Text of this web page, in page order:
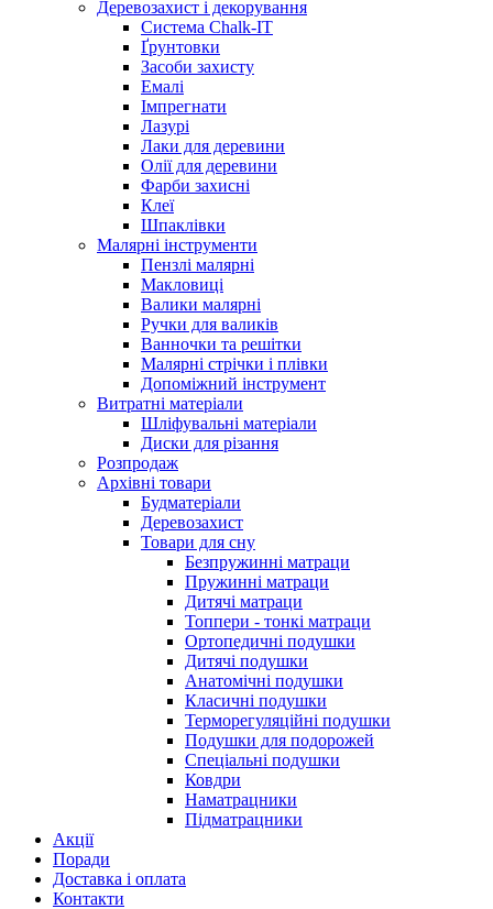
Деревозахист і декорування
Система Chalk-IT
Ґрунтовки
Засоби захисту
Емалі
Імпрегнати
Лазурі
Лаки для деревини
Олії для деревини
Фарби захисні
Клеї
Шпаклівки
Малярні інструменти
Пензлі малярні
Макловиці
Валики малярні
Ручки для валиків
Ванночки та решітки
Малярні стрічки і плівки
Допоміжний інструмент
Витратні матеріали
Шліфувальні матеріали
Диски для різання
Розпродаж
Архівні товари
Будматеріали
Деревозахист
Товари для сну
Безпружинні матраци
Пружинні матраци
Дитячі матраци
Топпери - тонкі матраци
Ортопедичні подушки
Дитячі подушки
Анатомічні подушки
Класичні подушки
Терморегуляційні подушки
Подушки для подорожей
Спеціальні подушки
Ковдри
Наматрацники
Підматрацники
Акції
Поради
Доставка і оплата
Контакти